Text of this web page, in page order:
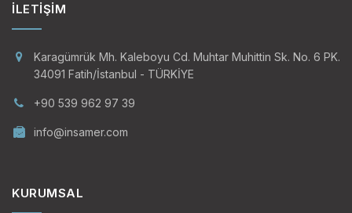
İLETIŞIM
Karagümrük Mh. Kaleboyu Cd. Muhtar Muhittin Sk. No. 6 PK.
34091 Fatih/İstanbul - TÜRKİYE
+90 539 962 97 39
info@insamer.com
KURUMSAL